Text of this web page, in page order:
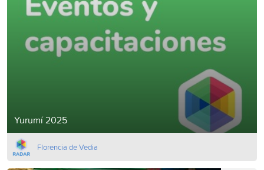
Yurumí 2025
Florencia de Vedia